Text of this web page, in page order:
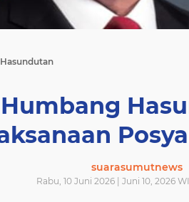
suarasumutnews
Rabu, 10 Juni 2026 | Juni 10, 2026